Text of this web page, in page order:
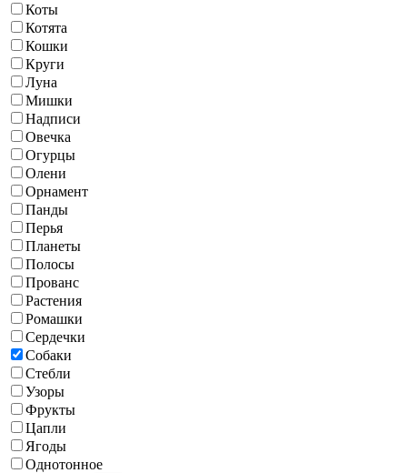
Коты
Котята
Кошки
Круги
Луна
Мишки
Надписи
Овечка
Огурцы
Олени
Орнамент
Панды
Перья
Планеты
Полосы
Прованс
Растения
Ромашки
Сердечки
Собаки
Стебли
Узоры
Фрукты
Цапли
Ягоды
Однотонное